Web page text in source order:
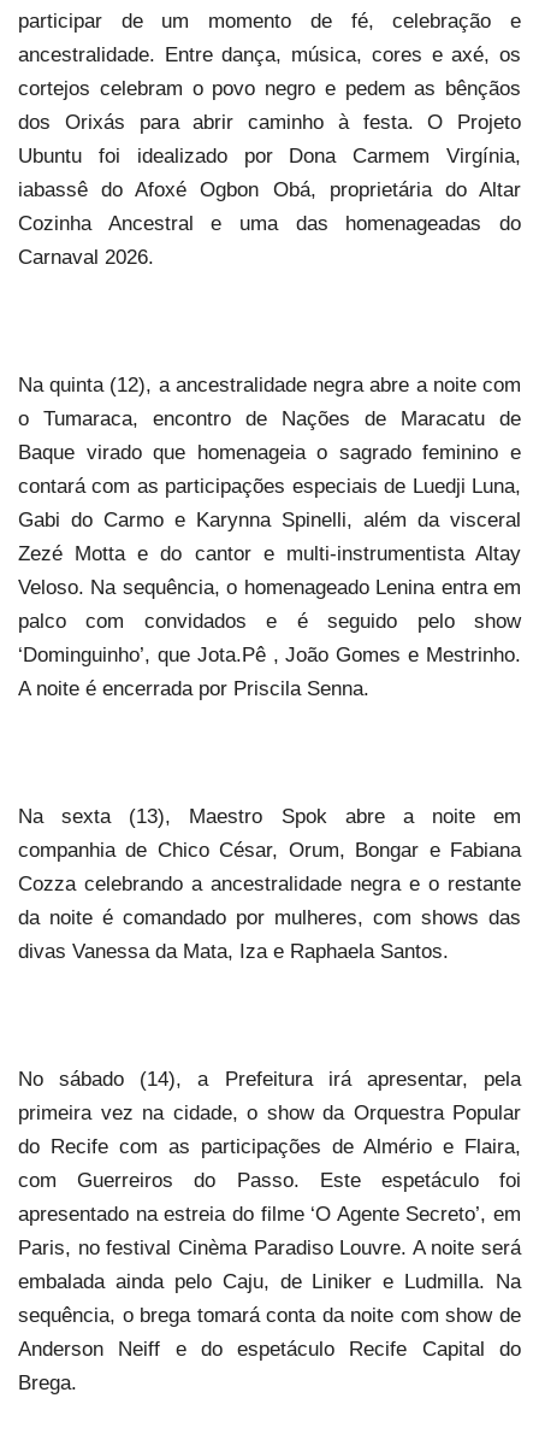
participar de um momento de fé, celebração e
ancestralidade. Entre dança, música, cores e axé, os
cortejos celebram o povo negro e pedem as bênçãos
dos Orixás para abrir caminho à festa. O Projeto
Ubuntu foi idealizado por Dona Carmem Virgínia,
iabassê do Afoxé Ogbon Obá, proprietária do Altar
Cozinha Ancestral e uma das homenageadas do
Carnaval 2026.
Na quinta (12), a ancestralidade negra abre a noite com
o Tumaraca, encontro de Nações de Maracatu de
Baque virado que homenageia o sagrado feminino e
contará com as participações especiais de Luedji Luna,
Gabi do Carmo e Karynna Spinelli, além da visceral
Zezé Motta e do cantor e multi-instrumentista Altay
Veloso. Na sequência, o homenageado Lenina entra em
palco com convidados e é seguido pelo show
‘Dominguinho’, que Jota.Pê , João Gomes e Mestrinho.
A noite é encerrada por Priscila Senna.
Na sexta (13), Maestro Spok abre a noite em
companhia de Chico César, Orum, Bongar e Fabiana
Cozza celebrando a ancestralidade negra e o restante
da noite é comandado por mulheres, com shows das
divas Vanessa da Mata, Iza e Raphaela Santos.
No sábado (14), a Prefeitura irá apresentar, pela
primeira vez na cidade, o show da Orquestra Popular
do Recife com as participações de Almério e Flaira,
com Guerreiros do Passo. Este espetáculo foi
apresentado na estreia do filme ‘O Agente Secreto’, em
Paris, no festival Cinèma Paradiso Louvre. A noite será
embalada ainda pelo Caju, de Liniker e Ludmilla. Na
sequência, o brega tomará conta da noite com show de
Anderson Neiff e do espetáculo Recife Capital do
Brega.